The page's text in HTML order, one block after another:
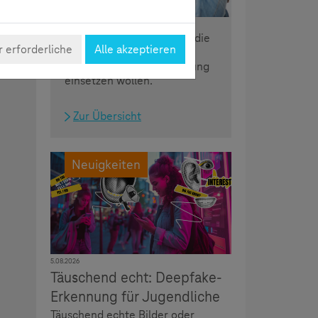
Das Lernangebot für alle, die
sich für eine sichere und
kompetente Mediennutzung
einsetzen wollen.
Zur Übersicht
Neuigkeiten
5.08.2026
Täuschend echt: Deepfake-
Erkennung für Jugendliche
Täuschend echte Bilder oder
erforderliche Alle akzeptieren